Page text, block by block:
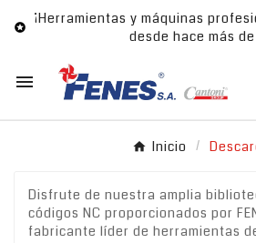

¡Herramientas y máquinas
desde hace más

Inicio
Disfrute de nuestra amplia
códigos NC proporcionados por
fabricante líder de herramientas